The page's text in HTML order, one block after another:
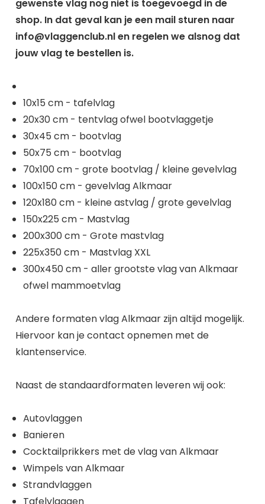
gewenste vlag nog niet is toegevoegd in de
shop. In dat geval kan je een mail sturen naar
info@vlaggenclub.nl en regelen we alsnog dat
jouw vlag te bestellen is.
10x15 cm - tafelvlag
20x30 cm - tentvlag ofwel bootvlaggetje
30x45 cm - bootvlag
50x75 cm - bootvlag
70x100 cm - grote bootvlag / kleine gevelvlag
100x150 cm - gevelvlag Alkmaar
120x180 cm - kleine astvlag / grote gevelvlag
150x225 cm - Mastvlag
200x300 cm - Grote mastvlag
225x350 cm - Mastvlag XXL
300x450 cm - aller grootste vlag van Alkmaar
ofwel mammoetvlag
Andere formaten vlag Alkmaar zijn altijd mogelijk.
Hiervoor kan je contact opnemen met de
klantenservice.
Naast de standaardformaten leveren wij ook:
Autovlaggen
Banieren
Cocktailprikkers met de vlag van Alkmaar
Wimpels van Alkmaar
Strandvlaggen